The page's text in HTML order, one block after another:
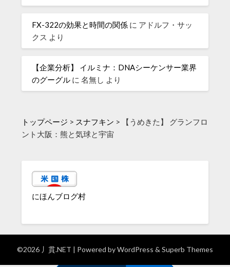
FX-322の効果と時間の関係 に アドルフ・サッ
クス より
【企業分析】 イルミナ：DNAシーケンサー業界
のグーグル に名無し より
トップページ > スナフキン >
【うめきた】 グランフロ
ント大阪：熊と気球と宇宙
にほんブログ村
©2026 丿貫.NET | Powered byWordPress & Superb Themes